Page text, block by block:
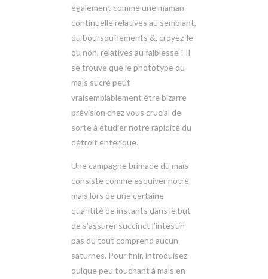
également comme une maman
continuelle relatives au semblant,
du boursouflements &, croyez-le
ou non, relatives au faiblesse ! Il
se trouve que le phototype du
maïs sucré peut
vraisemblablement être bizarre
prévision chez vous crucial de
sorte à étudier notre rapidité du
détroit entérique.
Une campagne brimade du maïs
consiste comme esquiver notre
maïs lors de une certaine
quantité de instants dans le but
de s’assurer succinct l’intestin
pas du tout comprend aucun
saturnes. Pour finir, introduisez
qulque peu touchant à maïs en